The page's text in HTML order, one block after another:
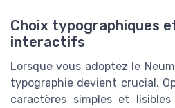
Choix typographiques
interactifs
Lorsque vous adoptez le
typographie devient crucial.
caractères simples et